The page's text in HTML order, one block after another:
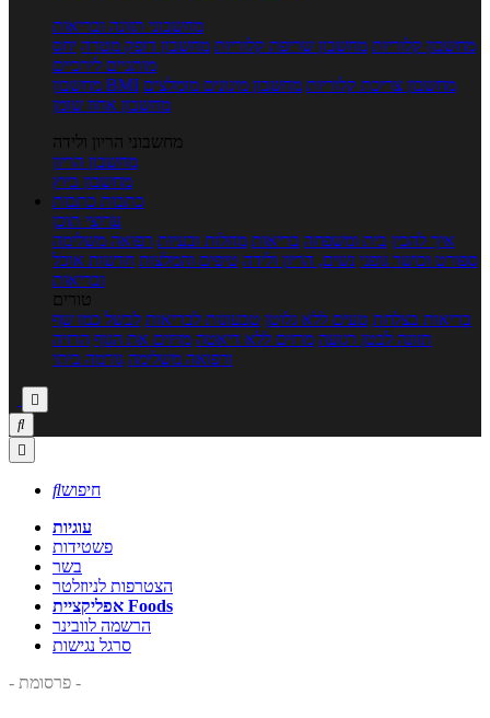
מחשבוני תזונה ובריאות
מחשבון קלוריות מחשבון שריפת קלוריות מחשבון דופק מטרה יחס
מותניים לירכיים
מחשבון BMI
מחשבון צריכת קלוריות מחשבון מינונים מומלצים
מחשבון אחוז שומן
מחשבוני הריון ולידה
מחשבון הריון
מחשבון ביוץ
כתבות כתבות
ערוצי תוכן
איך להכין בית ומשפחה בריאות מחלות ובעיות רפואה משלימה
ספורט וכושר גופני נשים, הריון ולידה טיפים והמלצות חדשות אוכל
ובריאות
טורים
בריאות בצלחת טעים ללא גלוטן טבעונות לבריאות לבשל כמו שף
תזונה לבטן רגועה מרזים ללא דיאטה מזיזים את הגוף הרזיה
ורפואה משלימה גורמה ביתי



חיפוש
עוגיות
פשטידות
בשר
הצטרפות לניוזלטר
אפליקציית Foods
הרשמה לוובינר
סרגל נגישות
- פרסומת -